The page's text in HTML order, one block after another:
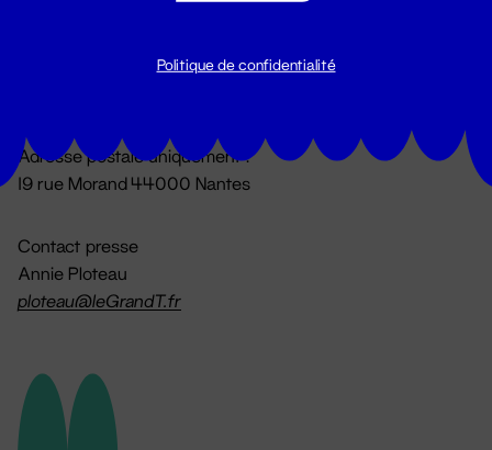
Du lundi au vendredi 14h → 18h
Adresse postale uniquement :
19 rue Morand 44000 Nantes
Contact presse
Annie Ploteau
ploteau@leGrandT.fr
Politique de confidentialité